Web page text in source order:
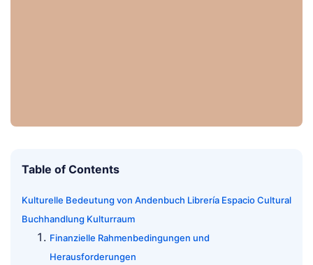
Table of Contents
Kulturelle Bedeutung von Andenbuch Librería Espacio Cultural
Buchhandlung Kulturraum
Finanzielle Rahmenbedingungen und
Herausforderungen